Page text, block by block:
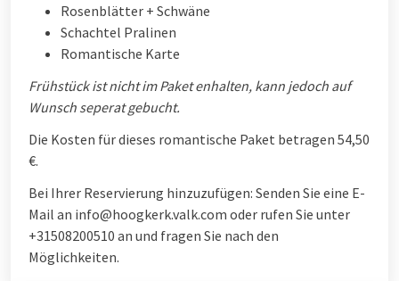
Rosenblätter + Schwäne
Schachtel Pralinen
Romantische Karte
Frühstück ist nicht im Paket enhalten, kann jedoch auf
Wunsch seperat gebucht.
Die Kosten für dieses romantische Paket betragen 54,50
€.
Bei Ihrer Reservierung hinzuzufügen: Senden Sie eine E-
Mail an info@hoogkerk.valk.com oder rufen Sie unter
+31508200510 an und fragen Sie nach den
Möglichkeiten.